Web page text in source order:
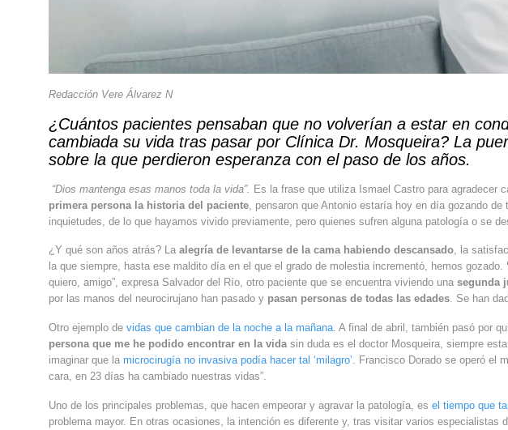
Redacción Vere Álvarez N
¿Cuántos pacientes pensaban que no volverían a estar en
cambiada su vida tras pasar por Clínica Dr. Mosqueira? La
sobre la que perdieron esperanza con el paso de los años.
“Dios mantenga esas manos toda la vida”. Es la frase que utiliza Ismael Castro para agradecer
primera persona la historia del paciente , pensaron que Antonio estaría hoy en día gozando
inquietudes, de lo que hayamos vivido previamente, pero quienes sufren alguna patología o se
¿Y qué son años atrás? La alegría de levantarse de la cama habiendo descansado, la
la que siempre, hasta ese maldito día en el que el grado de molestia incrementó, hemos gozado.
quiero, amigo”, expresa Salvador del Río, otro paciente que se encuentra viviendo una segunda
por las manos del neurocirujano han pasado y pasan personas de todas las edades. Se han
Otro ejemplo de vidas que cambian de la noche a la mañana. A final de abril, también pasó por
persona que me he podido encontrar en la vida sin duda es el doctor Mosqueira, siempre
imaginar que la microcirugía no invasiva podía hacer tal ‘milagro’ . Francisco Dorado se operó el
cara, en 23 días ha cambiado nuestras vidas”.
Uno de los principales problemas, que hacen empeorar y agravar la patología, es el tiempo que
problema mayor. En otras ocasiones, la intención es diferente y, tras visitar varios